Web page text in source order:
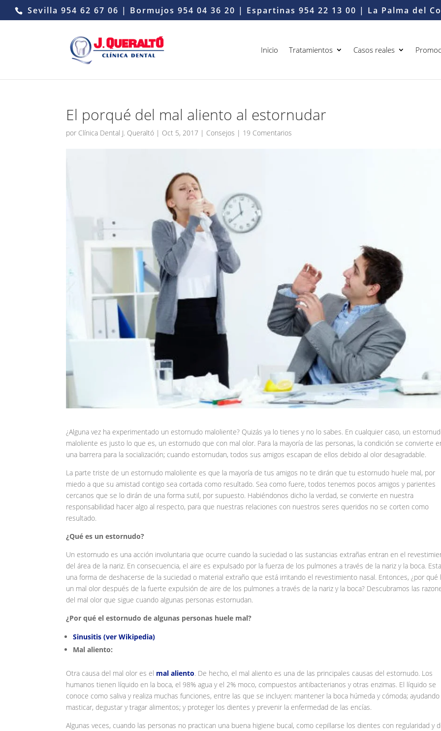
Sevilla 954 62 67 06 | Bormujos 954 04 36 20 | Espartinas 954 22 13 00 | La Palma del
Inicio Tratamientos Casos reales
El porqué del mal aliento al estornudar
por Clínica Dental J. Queraltó | Oct 5, 2017 | Consejos | 19 Comentarios
¿Alguna vez ha experimentado un estornudo maloliente? Quizás ya lo tienes y no lo sabes. En cualquier caso, un
maloliente es justo lo que es, un estornudo que con mal olor. Para la mayoría de las personas, la condición se convierte
una barrera para la socialización; cuando estornudan, todos sus amigos escapan de ellos debido al olor desagradable.
La parte triste de un estornudo maloliente es que la mayoría de tus amigos no te dirán que tu estornudo huele mal, por
miedo a que su amistad contigo sea cortada como resultado. Sea como fuere, todos tenemos pocos amigos y parientes
cercanos que se lo dirán de una forma sutil, por supuesto. Habiéndonos dicho la verdad, se convierte en nuestra
responsabilidad hacer algo al respecto, para que nuestras relaciones con nuestros seres queridos no se corten como
resultado.
¿Qué es un estornudo?
Un estornudo es una acción involuntaria que ocurre cuando la suciedad o las sustancias extrañas entran en el
del área de la nariz. En consecuencia, el aire es expulsado por la fuerza de los pulmones a través de la nariz y la boca.
una forma de deshacerse de la suciedad o material extraño que está irritando el revestimiento nasal. Entonces, ¿por qué
un mal olor después de la fuerte expulsión de aire de los pulmones a través de la nariz y la boca? Descubramos las
del mal olor que sigue cuando algunas personas estornudan.
¿Por qué el estornudo de algunas personas huele mal?
Sinusitis (ver Wikipedia)
Mal aliento:
Otra causa del mal olor es el mal aliento. De hecho, el mal aliento es una de las principales causas del estornudo. Los
humanos tienen líquido en la boca, el 98% agua y el 2% moco, compuestos antibacterianos y otras enzimas. El líquido se
conoce como saliva y realiza muchas funciones, entre las que se incluyen: mantener la boca húmeda y cómoda; ayudando
masticar, degustar y tragar alimentos; y proteger los dientes y prevenir la enfermedad de las encías.
Algunas veces, cuando las personas no practican una buena higiene bucal, como cepillarse los dientes con regularidad y